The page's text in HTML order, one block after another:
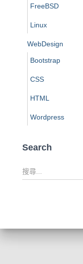
FreeBSD
Linux
WebDesign
Bootstrap
CSS
HTML
Wordpress
Search
搜
尋